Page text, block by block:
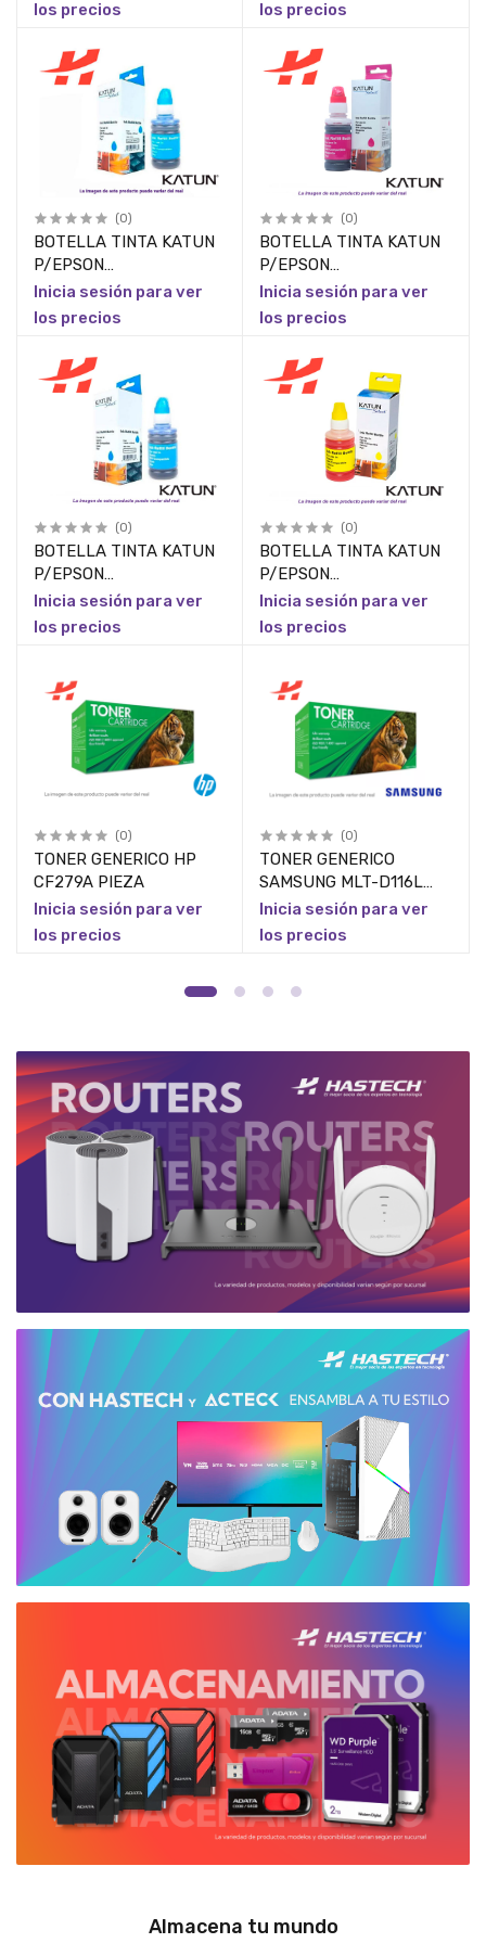
ET4750, 70ML MAGENTA
PIEZA
los precios
70ML AMARILLA PIEZA
los precios
(0)
BOTELLA TINTA KATUN
P/EPSON
ET2850,ECOTANK
ET3750,ECOTANK
PIEZA
Inicia sesión para ver
los precios
(0)
BOTELLA TINTA KATUN
P/EPSON
ET4500,EXPRESSION
ET2500,
MAGENTA PIEZA
Inicia sesión para ver
los precios
(0)
BOTELLA TINTA KATUN
P/EPSON
ET4500,EXPRESSION
ET2500,ET2550,ET2600,
70ML CYAN PIEZA
Inicia sesión para ver
los precios
(0)
BOTELLA TINTA KATUN
P/EPSON
ET4500,EXPRESSION
AMARILLA PIEZA
Inicia sesión para ver
los precios
(0)
TONER GENERICO HP
CF279A PIEZA
Inicia sesión para ver
los precios
(0)
TONER GENERICO
SAMSUNG MLT-D116L
PIEZA
Inicia sesión para ver
los precios
Almacena tu mundo